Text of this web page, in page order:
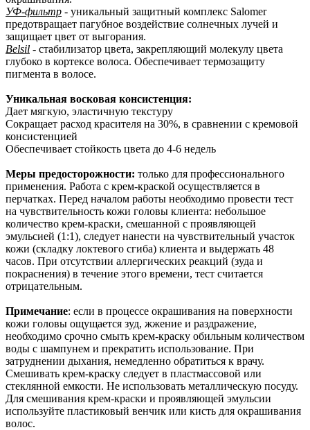
УФ-фильтр - уникальный защитный комплекс Salomer
предотвращает пагубное воздействие солнечных лучей и
защищает цвет от выгорания.
Belsil - стабилизатор цвета, закрепляющий молекулу цвета
глубоко в кортексе волоса. Обеспечивает термозащиту
пигмента в волосе.
Уникальная восковая консистенция:
Дает мягкую, эластичную текстуру
Сокращает расход красителя на 30%, в сравнении с кремовой
консистенцией
Обеспечивает стойкость цвета до 4-6 недель
Меры предосторожности: только для профессионального
применения. Работа с крем-краской осуществляется в
перчатках. Перед началом работы необходимо провести тест
на чувствительность кожи головы клиента: небольшое
количество крем-краски, смешанной с проявляющей
эмульсией (1:1), следует нанести на чувствительный участок
кожи (складку локтевого сгиба) клиента и выдержать 48
часов. При отсутствии аллергических реакций (зуда и
покраснения) в течение этого времени, тест считается
отрицательным.
Примечание: если в процессе окрашивания на поверхности
кожи головы ощущается зуд, жжение и раздражение,
необходимо срочно смыть крем-краску обильным количеством
воды с шампунем и прекратить использование. При
затруднении дыхания, немедленно обратиться к врачу.
Смешивать крем-краску следует в пластмассовой или
стеклянной емкости. Не использовать металлическую посуду.
Для смешивания крем-краски и проявляющей эмульсии
используйте пластиковый венчик или кисть для окрашивания
волос.